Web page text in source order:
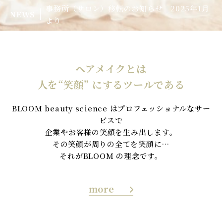
NEWS
事務所（サロン）移転のお知らせ 2025年1月
より
ヘアメイクとは
人を“笑顔” にするツールである
BLOOM beauty science はプロフェッショナルなサー
ビスで
企業やお客様の笑顔を生み出します。
その笑顔が周りの全てを笑顔に…
それがBLOOM の理念です。
more